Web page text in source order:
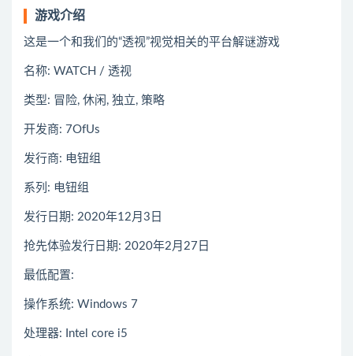
游戏介绍
这是一个和我们的“透视”视觉相关的平台解谜游戏
名称: WATCH / 透视
类型: 冒险, 休闲, 独立, 策略
开发商: 7OfUs
发行商: 电钮组
系列: 电钮组
发行日期: 2020年12月3日
抢先体验发行日期: 2020年2月27日
最低配置:
操作系统: Windows 7
处理器: Intel core i5